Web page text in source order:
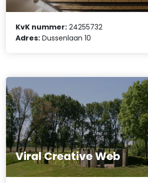
KvK nummer: 24255732
Adres: Dussenlaan 10
Viral Creative Web